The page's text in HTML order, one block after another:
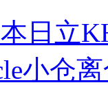
日立
小仓